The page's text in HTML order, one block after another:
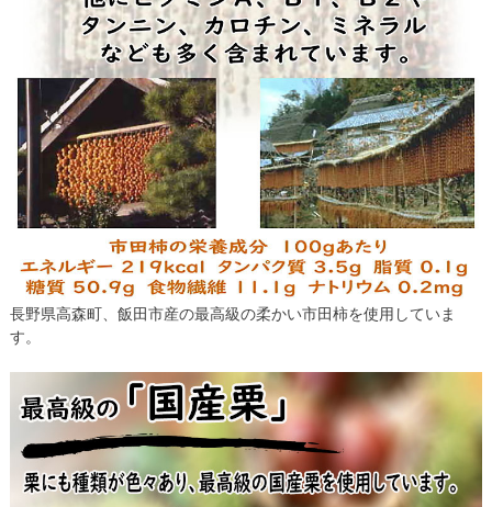
長野県高森町、飯田市産の最高級の柔かい市田柿を使用していま
す。